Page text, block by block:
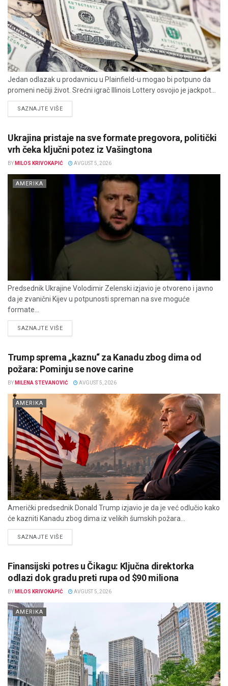
Jedan odlazak u prodavnicu u Plainfield-u mogao bi potpuno da
promeni nečiji život. Srećni igrač Illinois Lottery osvojio je jackpot...
SAZNAJTE VIŠEDETAILS
Ukrajina pristaje na sve formate pregovora, politički
vrh čeka ključni potez iz Vašingtona
BY MILOS KRIVOKAPIĆ AVGUST 5, 2026
AMERIKA
Predsednik Ukrajine Volodimir Zelenski izjavio je otvoreno i javno
da je zvanični Kijev u potpunosti spreman na sve moguće
formate...
SAZNAJTE VIŠEDETAILS
Trump sprema „kaznu“ za Kanadu zbog dima od
požara: Pominju se nove carine
BY MILENA STEVANOVIĆ AVGUST 5, 2026
AMERIKA
Američki predsednik Donald Trump izjavio je da je već odlučio kako
će kazniti Kanadu zbog dima iz velikih šumskih požara...
SAZNAJTE VIŠEDETAILS
Finansijski potres u Čikagu: Ključna direktorka
odlazi dok gradu preti rupa od $90 miliona
BY MILOS KRIVOKAPIĆ AVGUST 5, 2026
AMERIKA